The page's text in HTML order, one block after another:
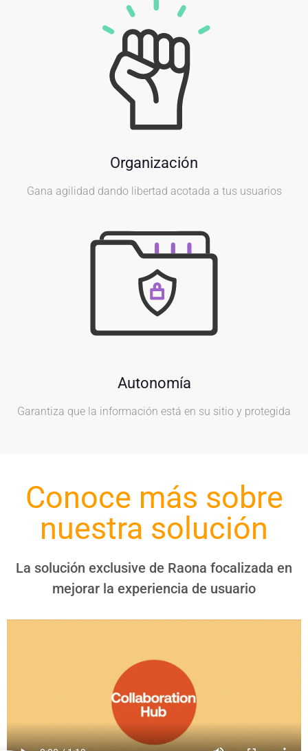
Organización
Gana agilidad dando libertad acotada a tus usuarios
Autonomía
Garantiza que la información está en su sitio y protegida
Conoce más sobre
nuestra solución
La solución exclusive de Raona focalizada en
mejorar la experiencia de usuario